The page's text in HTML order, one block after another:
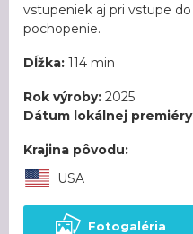
vstupeniek aj pri vstupe
pochopenie.
Dĺžka: 114 min
Rok výroby: 2025
Dátum lokálnej
Krajina pôvodu:
USA
Fotogaléria